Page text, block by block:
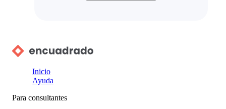
Inicio
Ayuda
Para consultantes